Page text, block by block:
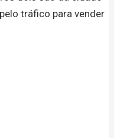
tráfico para vender